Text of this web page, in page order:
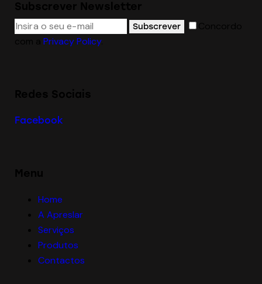
Subscrever
Privacy Policy.
Facebook
Home
A Apreslar
Serviços
Produtos
Contactos